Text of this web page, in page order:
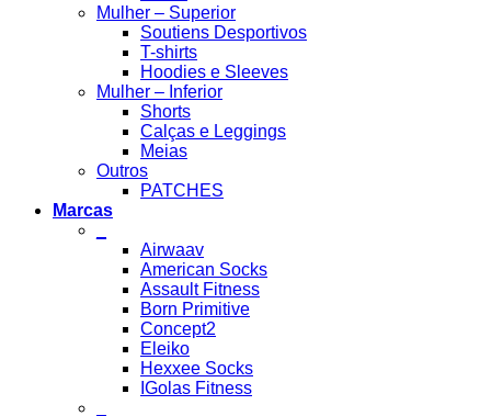
Mulher – Superior
Soutiens Desportivos
T-shirts
Hoodies e Sleeves
Mulher – Inferior
Shorts
Calças e Leggings
Meias
Outros
PATCHES
Marcas
Airwaav
American Socks
Assault Fitness
Born Primitive
Concept2
Eleiko
Hexxee Socks
IGolas Fitness